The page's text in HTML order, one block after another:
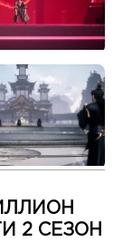
2 СЕЗОН